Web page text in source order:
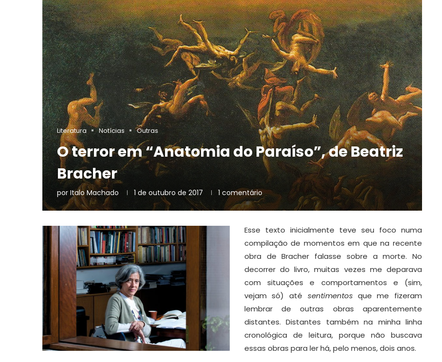
Literatura Notícias Outras
O terror em “Anatomia do Paraíso”, de Beatriz
Bracher
por Italo Machado 1 de outubro de 2017 1 comentário
Esse texto inicialmente teve seu foco numa
compilação de momentos em que na recente
obra de Bracher falasse sobre a morte. No
decorrer do livro, muitas vezes me deparava
com situações e comportamentos e (sim,
vejam só) até sentimentos que me fizeram
lembrar de outras obras aparentemente
distantes. Distantes também na minha linha
cronológica de leitura, porque não buscava
essas obras para ler há, pelo menos, dois anos.